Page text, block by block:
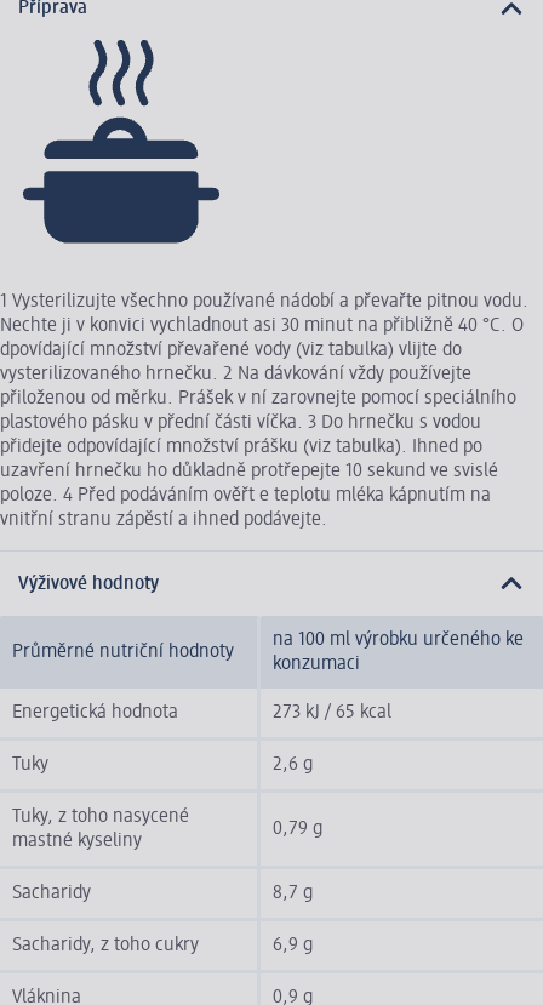
Příprava
1 Vysterilizujte všechno používané nádobí a převařte pitnou vodu.
Nechte ji v konvici vychladnout asi 30 minut na přibližně 40 °C. O
dpovídající množství převařené vody (viz tabulka) vlijte do
vysterilizovaného hrnečku. 2 Na dávkování vždy používejte
přiloženou od měrku. Prášek v ní zarovnejte pomocí speciálního
plastového pásku v přední části víčka. 3 Do hrnečku s vodou
přidejte odpovídající množství prášku (viz tabulka). Ihned po
uzavření hrnečku ho důkladně protřepejte 10 sekund ve svislé
poloze. 4 Před podáváním ověřt e teplotu mléka kápnutím na
vnitřní stranu zápěstí a ihned podávejte.
Výživové hodnoty
Průměrné nutriční hodnoty
na 100 ml výrobku určeného ke
konzumaci
Energetická hodnota 273 kJ / 65 kcal
Tuky 2,6 g
Tuky, z toho nasycené
mastné kyseliny
0,79 g
Sacharidy 8,7 g
Sacharidy, z toho cukry 6,9 g
Vláknina 0,9 g